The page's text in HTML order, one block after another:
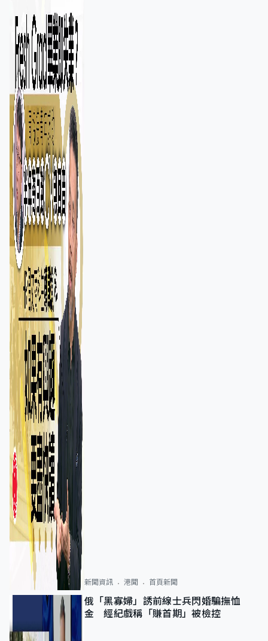
新聞資訊 港聞 首頁新聞
俄「黑寡婦」誘前線士兵閃婚騙撫恤
金 經紀戲稱「賺首期」被檢控